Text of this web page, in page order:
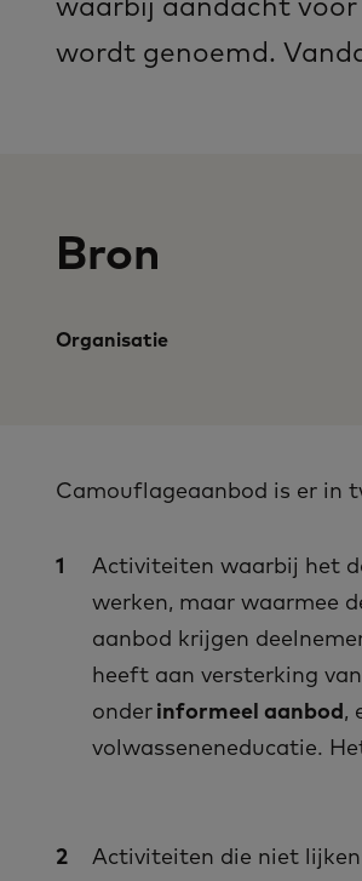
waarbij aandacht voor
wordt genoemd.
Bron
Organisatie
Camouflageaanbod is er in
Activiteiten waarbij het
werken, maar waarmee
aanbod krijgen
heeft aan versterking
onder informeel aanbod ,
volwasseneneducatie.
Activiteiten die niet